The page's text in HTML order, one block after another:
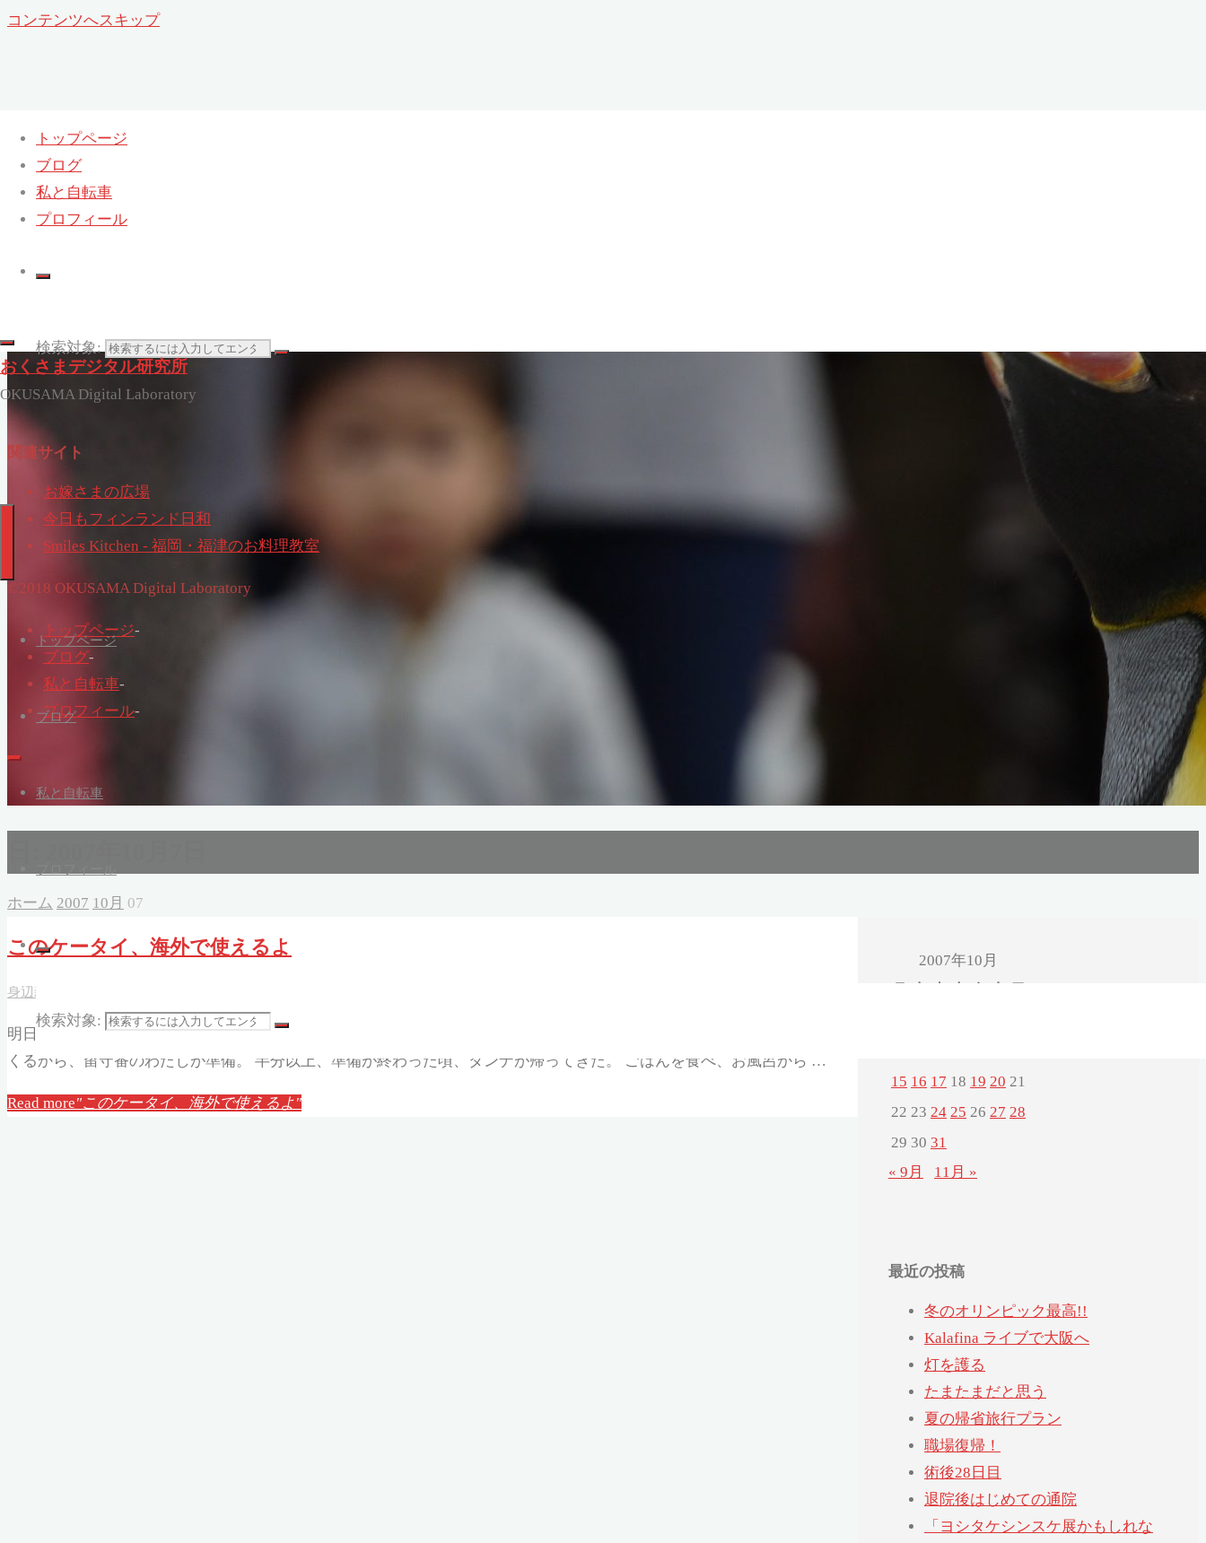
コンテンツへスキップ
トップページ
ブログ
私と自転車
プロフィール
検索対象:
おくさまデジタル研究所
OKUSAMA Digital Laboratory
トップページ
ブログ
私と自転車
検索対象:
ホーム 2007 10月 07
このケータイ、海外で使えるよ
身辺雑記(Daily)
明日から、インディアナポリス＆ポートランドに行くダンナの荷物を用意していた。 ダンナは、羽田からの最終便で帰って
くるから、留守番のわたしが準備。 半分以上、準備が終わった頃、ダンナが帰ってきた。 ごはんを食べ、お風呂から …
Read more"このケータイ、海外で使えるよ"
2007年10月
15 16 17 18 19 20 21
22 23 24 25 26 27 28
29 30 31
« 9月
11月 »
最近の投稿
冬のオリンピック最高!!
Kalafina ライブで大阪へ
灯を護る
たまたまだと思う
夏の帰省旅行プラン
職場復帰！
術後28日目
退院後はじめての通院
「ヨシタケシンスケ展かもしれな
関連サイト
お嫁さまの広場
今日もフィンランド日和
Smiles Kitchen - 福岡・福津のお料理教室
©2018 OKUSAMA Digital Laboratory
トップページ-
ブログ-
私と自転車-
プロフィール-